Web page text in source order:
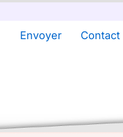
Envoyer Contact